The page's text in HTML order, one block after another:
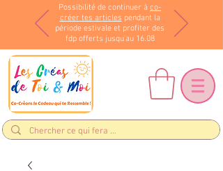
Possibilité de continuer à co-
créer tes articles pendant la
période estivale et profiter des
fdp offerts jusqu'au 16.08